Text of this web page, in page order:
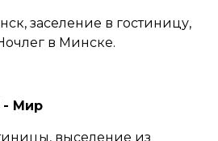
заселение в гостиницу,
в Минске.
- Мир
выселение из